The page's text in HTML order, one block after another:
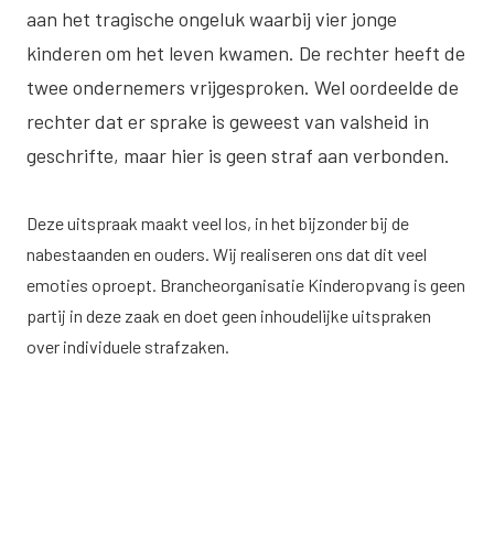
aan het tragische ongeluk waarbij vier jonge
kinderen om het leven kwamen. De rechter heeft de
twee ondernemers vrijgesproken. Wel oordeelde de
rechter dat er sprake is geweest van valsheid in
geschrifte, maar hier is geen straf aan verbonden.
Deze uitspraak maakt veel los, in het bijzonder bij de
nabestaanden en ouders. Wij realiseren ons dat dit veel
emoties oproept. Brancheorganisatie Kinderopvang is geen
partij in deze zaak en doet geen inhoudelijke uitspraken
over individuele strafzaken.